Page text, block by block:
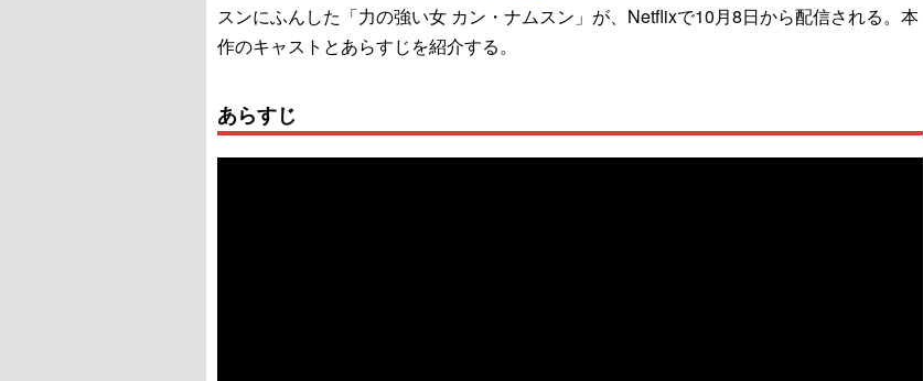
スンにふんした「力の強い女 カン・ナムスン」が、Netflixで10月8日から配信される。本
作のキャストとあらすじを紹介する。
あらすじ